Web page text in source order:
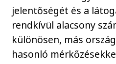
jelentőségét és a
rendkívül alacsony
különösen, más
hasonló